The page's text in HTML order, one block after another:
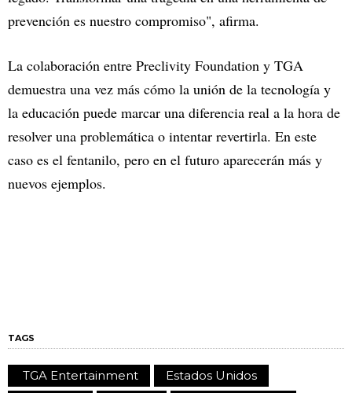
prevención es nuestro compromiso", afirma.
La colaboración entre Preclivity Foundation y TGA
demuestra una vez más cómo la unión de la tecnología y
la educación puede marcar una diferencia real a la hora de
resolver una problemática o intentar revertirla. En este
caso es el fentanilo, pero en el futuro aparecerán más y
nuevos ejemplos.
TAGS
TGA Entertainment
Estados Unidos